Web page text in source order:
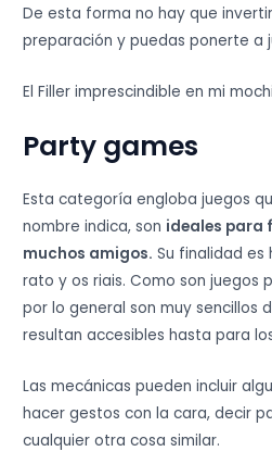
De esta forma no hay que
preparación y puedas ponerte a
El Filler imprescindible en mi
Party games
Esta categoría engloba juegos
nombre indica, son ideales para
muchos amigos. Su finalidad es
rato y os riais. Como son juegos
por lo general son muy sencillos
resultan accesibles hasta para
Las mecánicas pueden incluir
hacer gestos con la cara, decir
cualquier otra cosa similar.